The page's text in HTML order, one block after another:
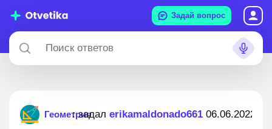
Задай вопрос
Геометрия
: задал erikamaldonado661 06.06.2022